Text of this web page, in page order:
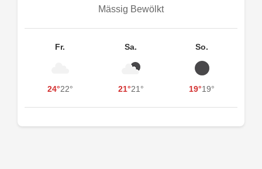
Mässig Bewölkt
Fr.
24°22°
Sa.
21°21°
So.
19°19°